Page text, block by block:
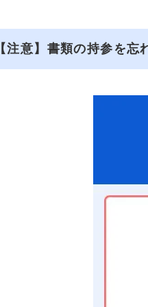
【注意】書類の持参を忘